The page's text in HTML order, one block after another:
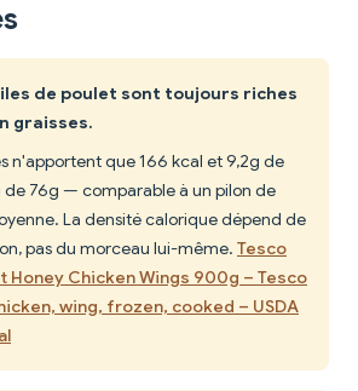
de poulet sont toujours riches
graisses.
n'apportent que 166 kcal et 9,2g de
de 76g — comparable à un pilon de
La densité calorique dépend de
pas du morceau lui-même. Tesco
Honey Chicken Wings 900g – Tesco
wing, frozen, cooked – USDA